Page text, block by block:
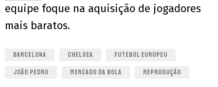
equipe foque na aquisição de jogadores
mais baratos.
BARCELONA CHELSEA FUTEBOL EUROPEU
JOÃO PEDRO MERCADO DA BOLA REPRODUÇÃO